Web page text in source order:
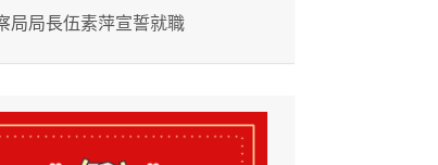
局局長伍素萍宣誓就職